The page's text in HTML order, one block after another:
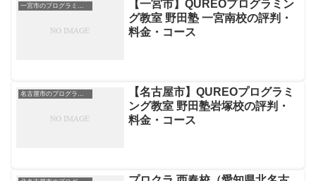
【一宮市】QUREOプログラミン
グ教室 野田塾 一宮南校の評判・
料金・コース
名古屋市のプログラミングスクール
【名古屋市】QUREOプログラミ
ング教室 野田塾岩塚校の評判・
料金・コース